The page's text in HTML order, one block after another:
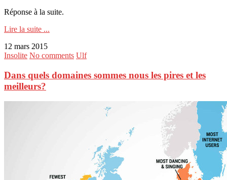
Réponse à la suite.
Lire la suite ...
12 mars 2015
Insolite No comments Ulf
Dans quels domaines sommes nous les pires et les
meilleurs?